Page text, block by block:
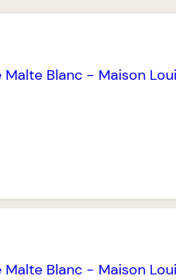
Malte Blanc - Maison
Malte Blanc - Maison